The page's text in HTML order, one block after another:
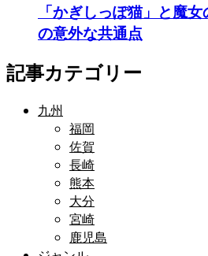
「かぎしっぽ猫」と魔
の意外な共通点
記事カテゴリー
九州
福岡
佐賀
長崎
熊本
大分
宮崎
鹿児島